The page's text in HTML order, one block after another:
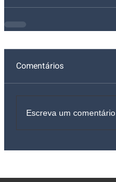
Comentários
Escreva um comentário